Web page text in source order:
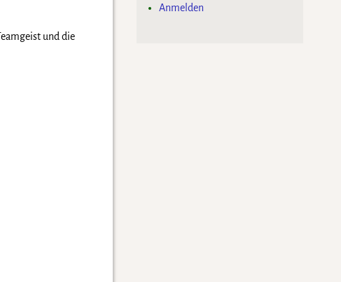
und die
Anmelden